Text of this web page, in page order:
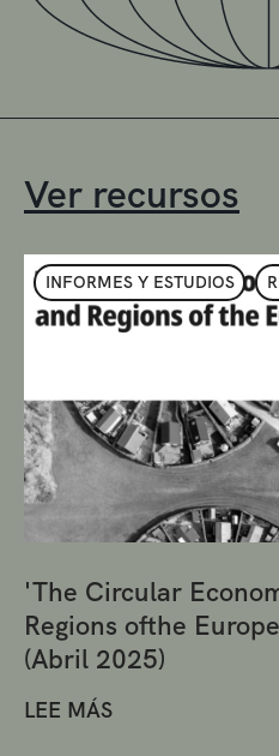
Ver recursos
INFORMES Y ESTUDIOS
'The Circular
Regions ofthe
(Abril 2025)
LEE MÁS